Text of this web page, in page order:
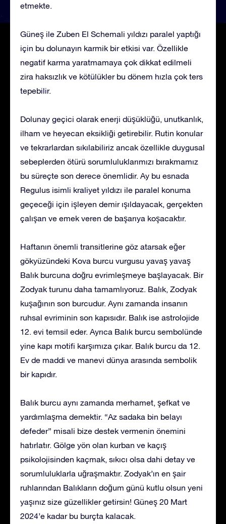
etmekte.
Güneş ile Zuben El Schemali yıldızı paralel yaptığı
için bu dolunayın karmik bir etkisi var. Özellikle
negatif karma yaratmamaya çok dikkat edilmeli
zira haksızlık ve kötülükler bu dönem hızla çok ters
tepebilir.
Dolunay geçici olarak enerji düşüklüğü, unutkanlık,
ilham ve heyecan eksikliği getirebilir. Rutin konular
ve tekrarlardan sıkılabiliriz ancak özellikle duygusal
sebeplerden ötürü sorumluluklarımızı bırakmamız
bu süreçte son derece önemlidir. Ay bu esnada
Regulus isimli kraliyet yıldızı ile paralel konuma
geçeceği için işleyen demir ışıldayacak, gerçekten
çalışan ve emek veren de başarıya koşacaktır.
Haftanın önemli transitlerine göz atarsak eğer
gökyüzündeki Kova burcu vurgusu yavaş yavaş
Balık burcuna doğru evrimleşmeye başlayacak. Bir
Zodyak turunu daha tamamlıyoruz. Balık, Zodyak
kuşağının son burcudur. Aynı zamanda insanın
ruhsal evriminin son kapısıdır. Balık ise astrolojide
12. evi temsil eder. Ayrıca Balık burcu sembolünde
yine kapı motifi karşımıza çıkar. Balık burcu da 12.
Ev de maddi ve manevi dünya arasında sembolik
bir kapıdır.
Balık burcu aynı zamanda merhamet, şefkat ve
yardımlaşma demektir. “Az sadaka bin belayı
defeder” misali bize destek vermenin önemini
hatırlatır. Gölge yön olan kurban ve kaçış
psikolojisinden kaçmak, sıkıcı olsa dahi detay ve
sorumluluklarla uğraşmaktır. Zodyak’ın en şair
ruhlarından Balıkların doğum günü kutlu olsun yeni
yaşınız size güzellikler getirsin! Güneş 20 Mart
2024’e kadar bu burçta kalacak.